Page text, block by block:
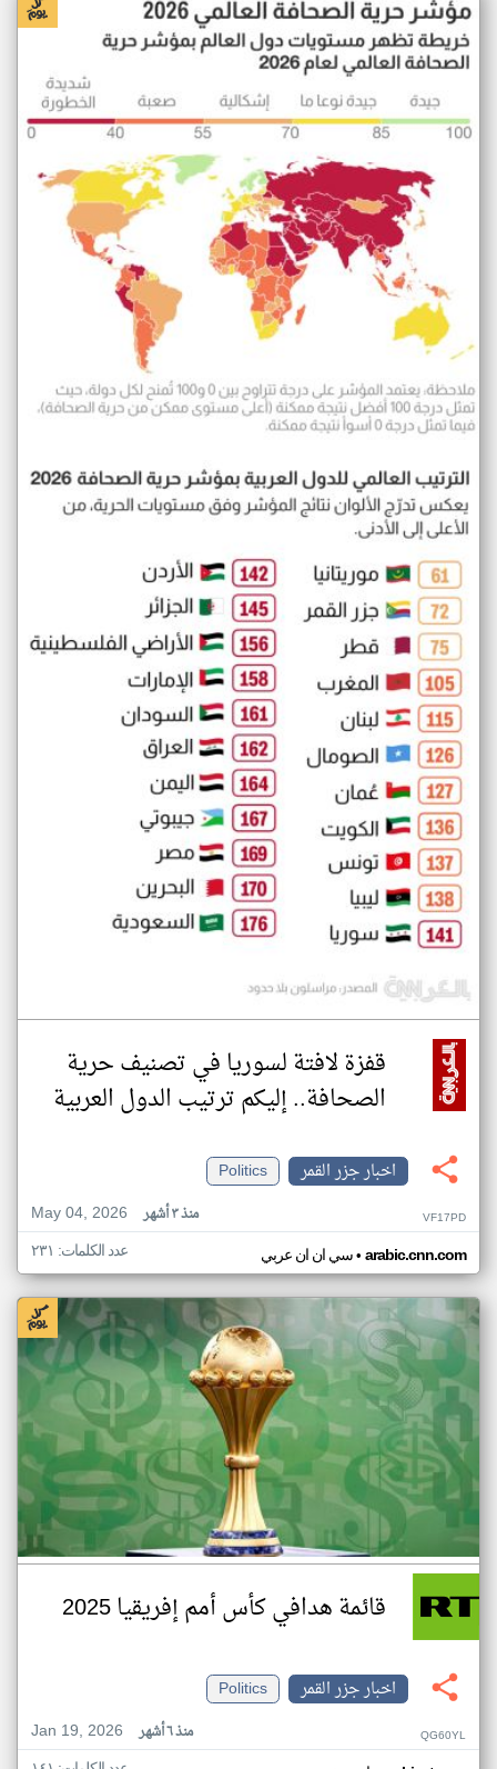
قفزة لافتة لسوريا في تصنيف حرية
الصحافة.. إليكم ترتيب الدول العربية
اخبار جزر القمر
Politics
May 04, 2026
منذ ٣ أشهر VF17PD
سي ان ان عربي• arabic.cnn.com عدد الكلمات: ٢٣١
قائمة هدافي كأس أمم إفريقيا 2025
اخبار جزر القمر
Politics
Jan 19, 2026
منذ ٦ أشهر QG60YL